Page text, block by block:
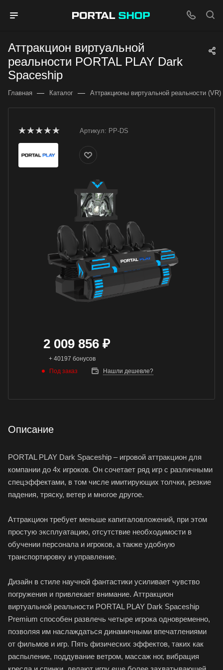
Аттракцион виртуальной
реальности PORTAL PLAY Dark
Spaceship
Главная — Каталог — Аттракционы виртуальной реальности (VR)
Артикул: PP-DS
2 009 856 ₽
+ 40197 бонусов
Под заказ
Нашли дешевле?
Описание
PORTAL PLAY Dark Spaceship – игровой аттракцион для
компании до 4х игроков. Он сочетает ряд игр с различными
спецэффектами, в том числе имитирующих толчки, резкие
падения, тряску, ветер и многое другое.
Аттракцион требует меньше капиталовложений, при этом
простую эксплуатацию, отсутствие необходимости в
обучении персонала и игроков, а также удобную
транспортировку и управление.
Дизайн в стиле научной фантастики усиливает чувство
погружения и привлекает внимание. Аттракцион
виртуальной реальности PORTAL PLAY Dark Spaceship
Premium способен развлечь четыре игрока одновременно,
позволяя им наслаждаться динамичными впечатлениями
от фильмов и игр. Пять физических эффектов, таких как
распыление, поддувание ветром, массаж ног, вибрация